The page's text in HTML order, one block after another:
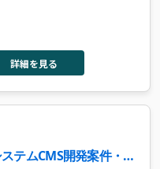
詳細を見る
テムCMS開発案件・